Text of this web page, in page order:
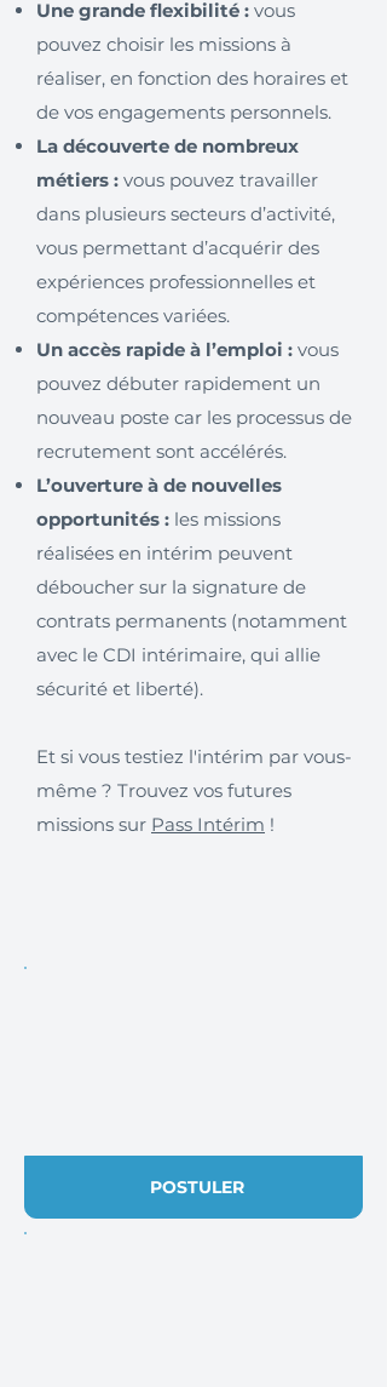
Une grande flexibilité : vous
pouvez choisir les missions à
réaliser, en fonction des horaires et
de vos engagements personnels.
La découverte de nombreux
métiers : vous pouvez travailler
dans plusieurs secteurs d’activité,
vous permettant d’acquérir des
expériences professionnelles et
compétences variées.
Un accès rapide à l’emploi : vous
pouvez débuter rapidement un
nouveau poste car les processus de
recrutement sont accélérés.
L’ouverture à de nouvelles
opportunités : les missions
réalisées en intérim peuvent
déboucher sur la signature de
contrats permanents (notamment
avec le CDI intérimaire, qui allie
sécurité et liberté).
Et si vous testiez l'intérim par vous-
même ? Trouvez vos futures
missions sur Pass Intérim !
POSTULER